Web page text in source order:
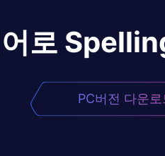
로
PC버전 다운로